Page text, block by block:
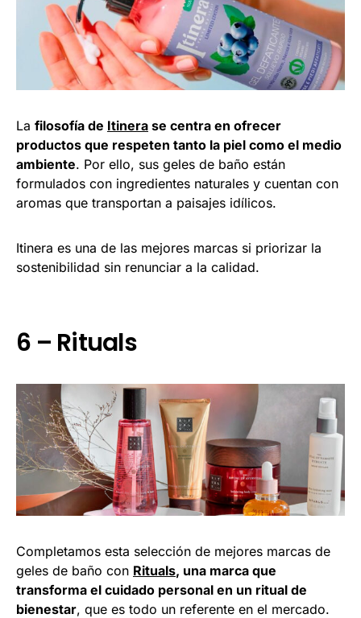
La filosofía de Itinera se centra en ofrecer
productos que respeten tanto la piel como el medio
ambiente. Por ello, sus geles de baño están
formulados con ingredientes naturales y cuentan con
aromas que transportan a paisajes idílicos.
Itinera es una de las mejores marcas si priorizar la
sostenibilidad sin renunciar a la calidad.
6 – Rituals
Completamos esta selección de mejores marcas de
geles de baño con Rituals, una marca que
transforma el cuidado personal en un ritual de
bienestar, que es todo un referente en el mercado.